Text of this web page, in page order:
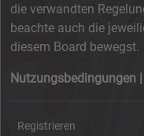
die verwandten
beachte auch die
diesem Board bewegst.
Nutzungsbedingungen
Registrieren